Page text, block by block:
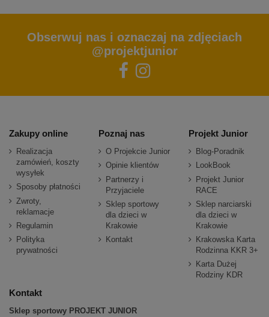
Obserwuj nas i oznaczaj na zdjęciach
@projektjunior
Zakupy online
Realizacja
zamówień, koszty
wysyłek
Sposoby płatności
Zwroty,
reklamacje
Regulamin
Polityka
prywatności
Poznaj nas
O Projekcie Junior
Opinie klientów
Partnerzy i
Przyjaciele
Sklep sportowy
dla dzieci w
Krakowie
Kontakt
Projekt Junior
Blog-Poradnik
LookBook
Projekt Junior
RACE
Sklep narciarski
dla dzieci w
Krakowie
Krakowska Karta
Rodzinna KKR 3+
Karta Dużej
Rodziny KDR
Kontakt
Sklep sportowy PROJEKT JUNIOR